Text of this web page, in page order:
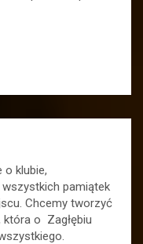
klubie,
pamiątek
Chcemy tworzyć
o Zagłębiu